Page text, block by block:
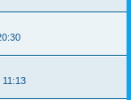
11:13